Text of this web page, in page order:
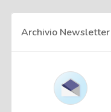
Archivio Newsletter